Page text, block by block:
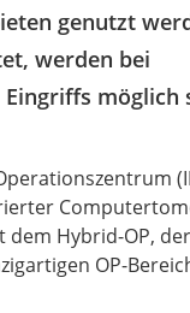
genutzt
werden bei
möglich
dem Hybrid-OP,
OP-